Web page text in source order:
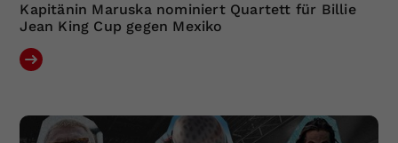
Kapitänin Maruska nominiert Quartett für Billie
Jean King Cup gegen Mexiko